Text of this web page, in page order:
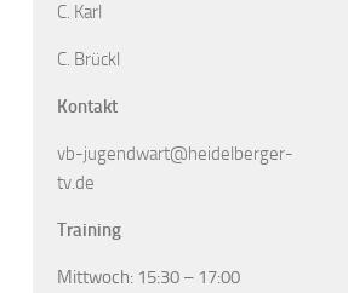
C. Karl
C. Brückl
Kontakt
vb-jugendwart@heidelberger-
tv.de
Training
Mittwoch: 15:30 – 17:00